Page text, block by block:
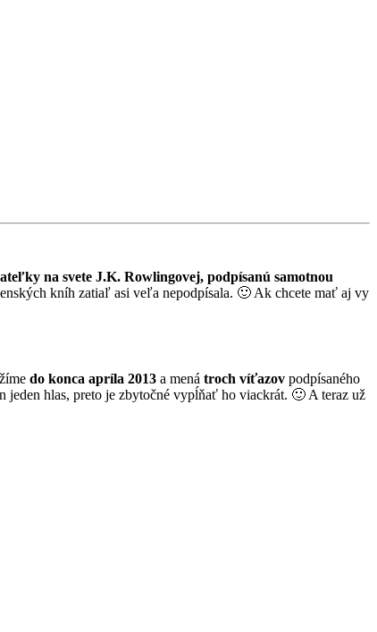
na svete J.K. Rowlingovej, podpísanú samotnou
kníh zatiaľ asi veľa nepodpísala. 🙂 Ak chcete mať aj vy
do konca apríla 2013 a mená troch víťazov podpísaného
jeden hlas, preto je zbytočné vypĺňať ho viackrát. 🙂 A teraz už